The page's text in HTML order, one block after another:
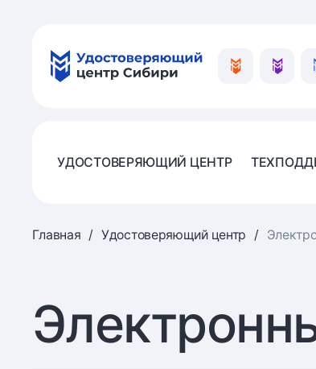
УДОСТОВЕРЯЮЩИЙ ЦЕНТР
Главная Удостоверяющий центр